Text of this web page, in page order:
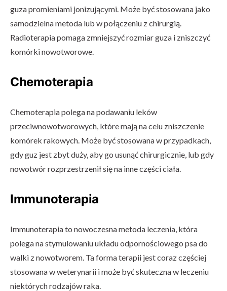
guza promieniami jonizującymi. Może być stosowana jako
samodzielna metoda lub w połączeniu z chirurgią.
Radioterapia pomaga zmniejszyć rozmiar guza i zniszczyć
komórki nowotworowe.
Chemoterapia
Chemoterapia polega na podawaniu leków
przeciwnowotworowych, które mają na celu zniszczenie
komórek rakowych. Może być stosowana w przypadkach,
gdy guz jest zbyt duży, aby go usunąć chirurgicznie, lub gdy
nowotwór rozprzestrzenił się na inne części ciała.
Immunoterapia
Immunoterapia to nowoczesna metoda leczenia, która
polega na stymulowaniu układu odpornościowego psa do
walki z nowotworem. Ta forma terapii jest coraz częściej
stosowana w weterynarii i może być skuteczna w leczeniu
niektórych rodzajów raka.